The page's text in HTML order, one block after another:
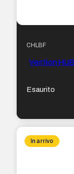
CHLBF
Vention
Esaurito
In arrivo